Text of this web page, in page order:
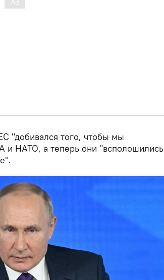
"добивался того, чтобы мы
и НАТО, а теперь они "всполошились